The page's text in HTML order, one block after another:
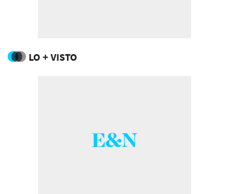
LO + VISTO